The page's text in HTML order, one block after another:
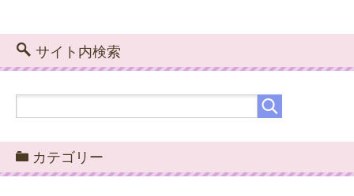
サイト内検索
カテゴリー